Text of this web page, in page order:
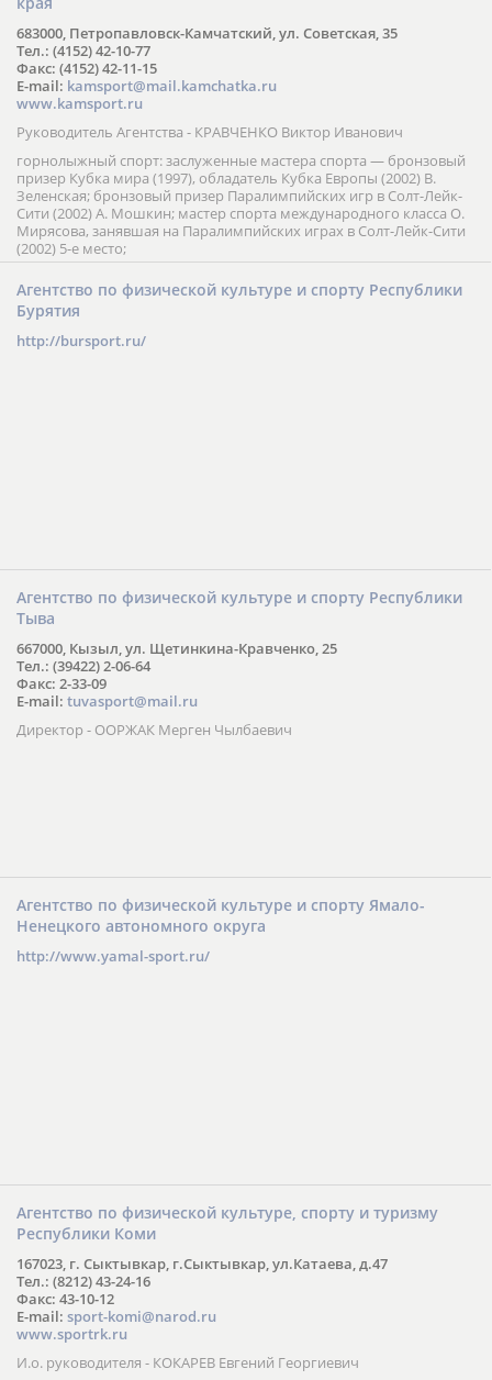
683000, Петропавловск-Камчатский, ул. Советская, 35
Тел.: (4152) 42-10-77
Факс: (4152) 42-11-15
E-mail: kamsport@mail.kamchatka.ru
www.kamsport.ru
Руководитель Агентства - КРАВЧЕНКО Виктор Иванович
горнолыжный спорт: заслуженные мастера спорта — бронзовый
призер Кубка мира (1997), обладатель Кубка Европы (2002) В.
Зеленская; бронзовый призер Паралимпийских игр в Солт-Лейк-
Сити (2002) А. Мошкин; мастер спорта международного класса О.
Мирясова, занявшая на Паралимпийских играх в Солт-Лейк-Сити
(2002) 5-е место;
Агентство по физической культуре и спорту Республики
Бурятия
http://bursport.ru/
Агентство по физической культуре и спорту Республики
Тыва
667000, Кызыл, ул. Щетинкина-Кравченко, 25
Тел.: (39422) 2-06-64
Факс: 2-33-09
E-mail: tuvasport@mail.ru
Директор - ООРЖАК Мерген Чылбаевич
Агентство по физической культуре и спорту Ямало-
Ненецкого автономного округа
http://www.yamal-sport.ru/
Агентство по физической культуре, спорту и туризму
Республики Коми
167023, г. Сыктывкар, г.Сыктывкар, ул.Катаева, д.47
Тел.: (8212) 43-24-16
Факс: 43-10-12
E-mail: sport-komi@narod.ru
www.sportrk.ru
И.о. руководителя - КОКАРЕВ Евгений Георгиевич